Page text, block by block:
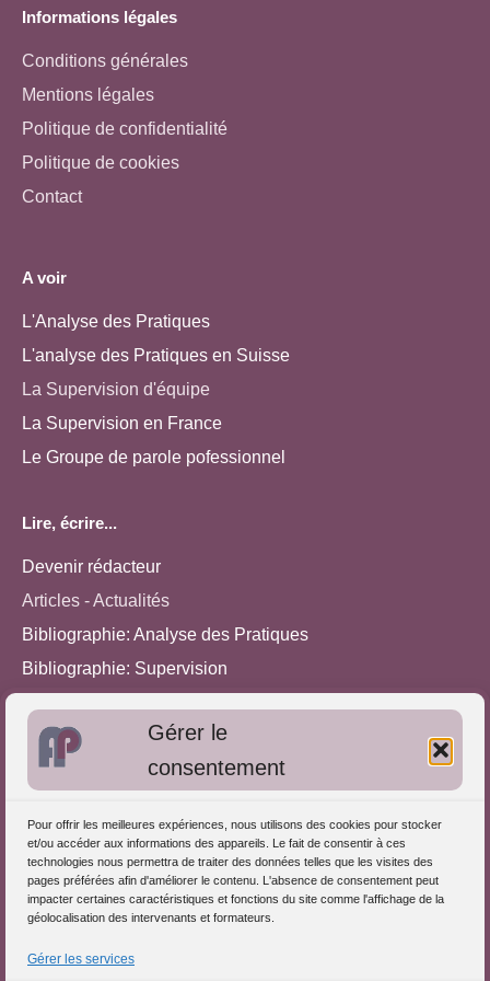
Gérer le
consentement
Pour offrir les meilleures expériences, nous utilisons des cookies pour stocker
et/ou accéder aux informations des appareils. Le fait de consentir à ces
technologies nous permettra de traiter des données telles que les visites des
pages préférées afin d'améliorer le contenu. L'absence de consentement peut
impacter certaines caractéristiques et fonctions du site comme l'affichage de la
géolocalisation des intervenants et formateurs.
Gérer les services
Informations légales
Conditions générales
Mentions légales
Politique de confidentialité
Politique de cookies
Contact
A voir
L'Analyse des Pratiques
L'analyse des Pratiques en Suisse
La Supervision d'équipe
La Supervision en France
Le Groupe de parole pofessionnel
Lire, écrire...
Devenir rédacteur
Articles - Actualités
Bibliographie: Analyse des Pratiques
Bibliographie: Supervision
Approches de l'Analyse des pratiques
S'inscrire dans l'Annuaire
Publiez vos formations
Charte déontologique